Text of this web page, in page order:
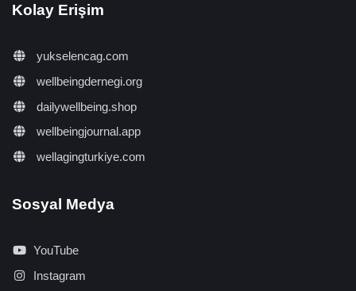
Kolay Erişim
yukselencag.com
wellbeingdernegi.org
dailywellbeing.shop
wellbeingjournal.app
wellagingturkiye.com
Sosyal Medya
YouTube
Instagram